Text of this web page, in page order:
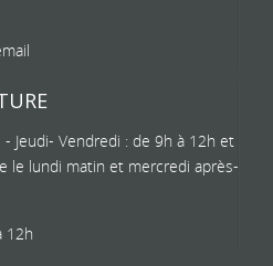
Jeudi- Vendredi : de 9h à 12h et
le lundi matin et mercredi après-
12h